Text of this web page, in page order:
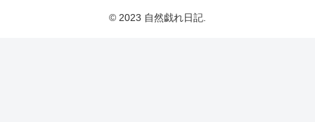
© 2023 自然戯れ日記.